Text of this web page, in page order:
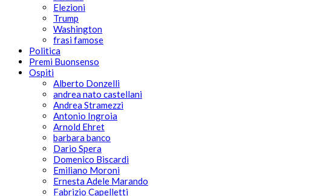
Elezioni
Trump
Washington
frasi famose
Politica
Premi Buonsenso
Ospiti
Alberto Donzelli
andrea nato castellani
Andrea Stramezzi
Antonio Ingroia
Arnold Ehret
barbara banco
Dario Spera
Domenico Biscardi
Emiliano Moroni
Ernesta Adele Marando
Fabrizio Capelletti